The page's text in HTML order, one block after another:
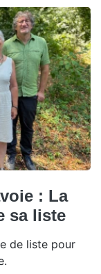
: La
sa liste
de liste pour